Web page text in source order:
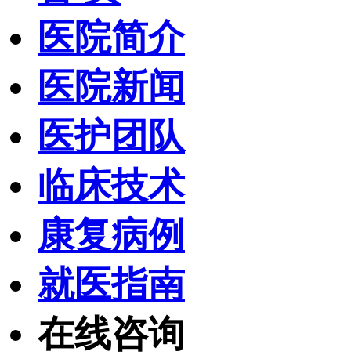
医院简介
医院新闻
医护团队
临床技术
康复病例
就医指南
在线咨询